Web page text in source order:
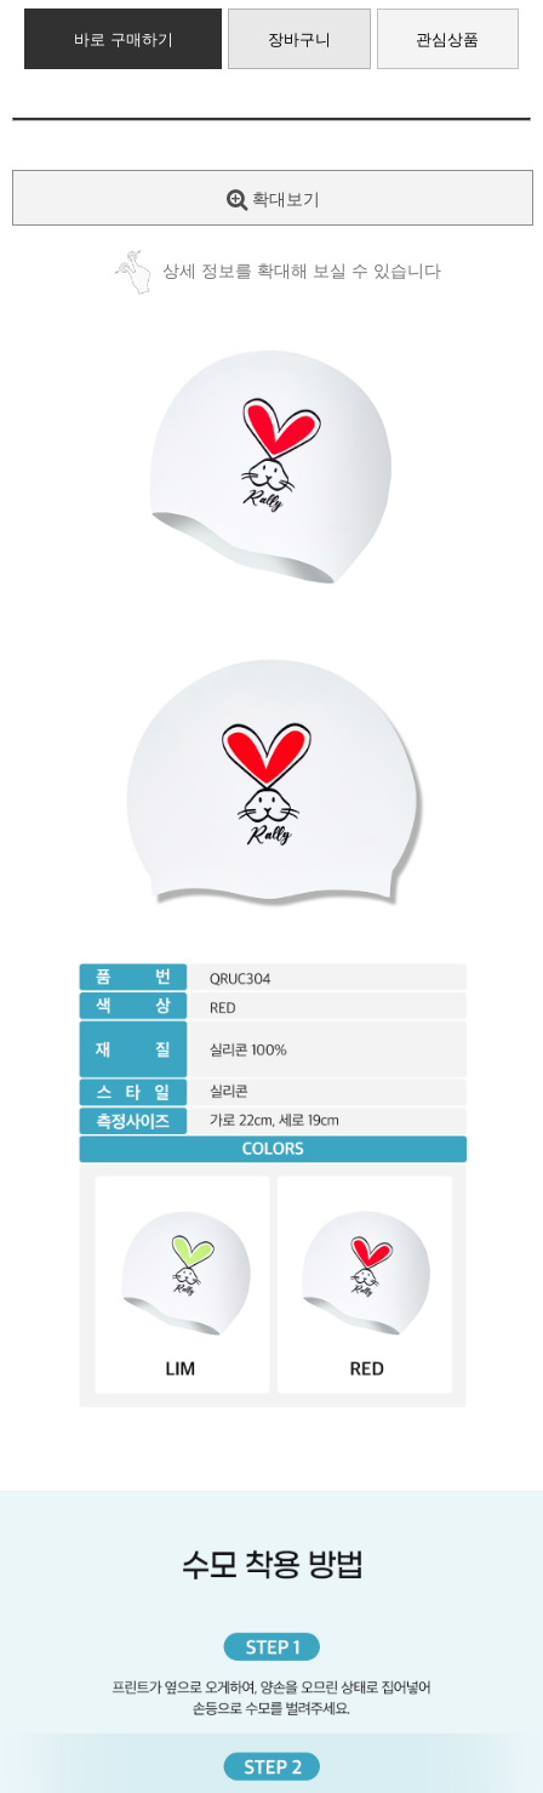
바로 구매하기 장바구니 관심상품
확대보기
상세 정보를 확대해 보실 수 있습니다